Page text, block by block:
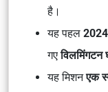
है।
यह पहल
गएविलमिंगटन
यह मिशनएक